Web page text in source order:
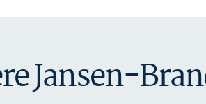
Jansen-